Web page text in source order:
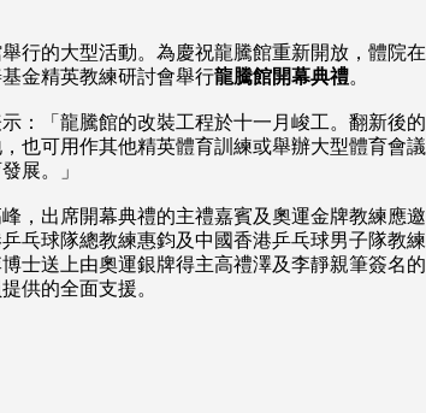
行的大型活動。為慶祝龍騰館重新開放，體院在
金精英教練研討會舉行龍騰館開幕典禮。
：「龍騰館的改裝工程於十一月峻工。翻新後的
也可用作其他精英體育訓練或舉辦大型體育會議
展。」
，出席開幕典禮的主禮嘉賓及奧運金牌教練應邀
乓球隊總教練惠鈞及中國香港乒乓球男子隊教練
士送上由奧運銀牌得主高禮澤及李靜親筆簽名的
供的全面支援。